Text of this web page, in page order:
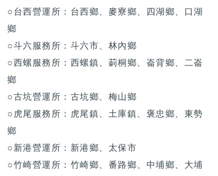
○台西營運所：台西鄉、麥寮鄉、四湖鄉、口湖
鄉
○斗六服務所：斗六市、林內鄉
○西螺服務所：西螺鎮、莿桐鄉、崙背鄉、二崙
鄉
○古坑營運所：古坑鄉、梅山鄉
○虎尾服務所：虎尾鎮、土庫鎮、褒忠鄉、東勢
鄉
○新港營運所：新港鄉、太保市
○竹崎營運所：竹崎鄉、番路鄉、中埔鄉、大埔